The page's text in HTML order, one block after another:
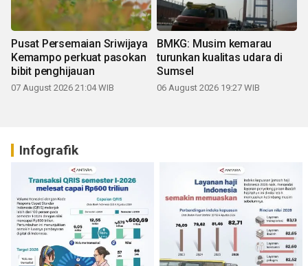
Pusat Persemaian Sriwijaya
Kemampo perkuat pasokan
bibit penghijauan
07 August 2026 21:04 WIB
BMKG: Musim kemarau
turunkan kualitas udara di
Sumsel
06 August 2026 19:27 WIB
Infografik